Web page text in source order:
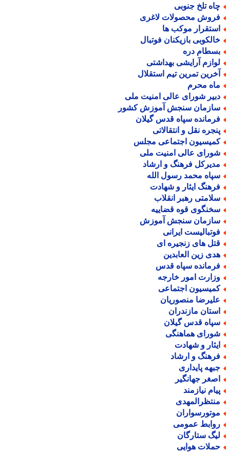
تلخ جنوبی
محصولات لاغری
موکب ها
بازیکنان فوتبال
دره
آرایشی بهداشتی
تمرین تیم استقلال
محرم
شورای عالی امنیت ملی
سنجش آموزش کشور
سپاه قدس گیلان
نقل و انتقالاتی
اجتماعی مجلس
عالی امنیت ملی
فرهنگ و ارشاد
محمد رسول الله
ایثار و شهادت
رهبر انقلاب
قوه قضاییه
سنجش آموزش
ایرانی
های زنجیره ای
زین العابدین
سپاه قدس
امور خارجه
اجتماعی
منصوریان
مازندران
قدس گیلان
هماهنگی
و شهادت
و ارشاد
پایداری
جهانگیر
نیازمند
عمومی
ستارگان
هوایی